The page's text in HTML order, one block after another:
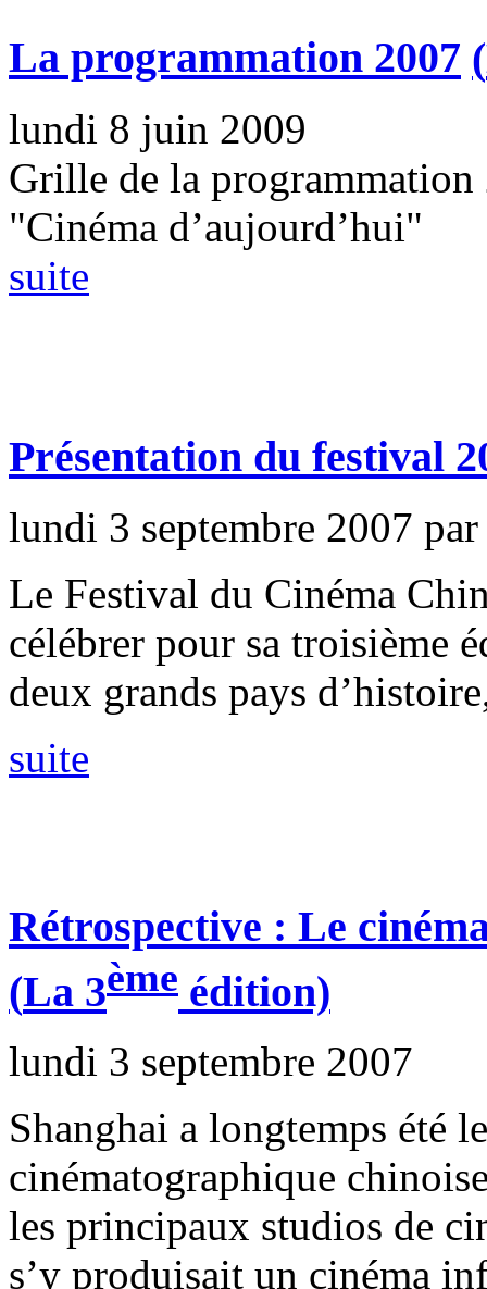
La programmation 2007 (
lundi 8 juin 2009
Grille de la
"Cinéma d’aujourd’hui"
suite
Présentation du festival
lundi 3 septembre 2007
Le Festival du Cinéma
célébrer pour sa troisième
deux grands pays
suite
Rétrospective : Le
(La 3ème édition)
lundi 3 septembre 2007
Shanghai a longtemps été
cinématographique
les principaux studios de
s’y produisait un cinéma